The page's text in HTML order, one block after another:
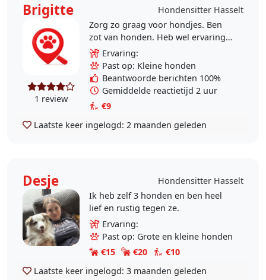
Brigitte Hondensitter Hasselt
1 review
Zorg zo graag voor hondjes. Ben
zot van honden. Heb wel ervaring.
Kan eventueel ook overnachten bij
vakantie bij jullie.
Ervaring:
Past op: Kleine honden
Beantwoorde berichten 100%
Gemiddelde reactietijd 2 uur
€9
Laatste keer ingelogd: 2 maanden geleden
Desje
Hondensitter Hasselt
Ik heb zelf 3 honden en ben heel
lief en rustig tegen ze.
Ervaring:
Past op: Grote en kleine honden
€15
€20
€10
Laatste keer ingelogd: 3 maanden geleden